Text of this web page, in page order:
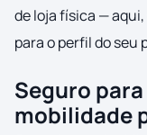
de loja física —
para o perfil do seu
Seguro
mobilidade